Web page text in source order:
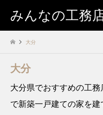
みんなの工務
大分
大分
大分県でおすすめの工
で新築一戸建ての家を